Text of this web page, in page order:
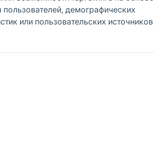
пользователей, демографических
или пользовательских источников